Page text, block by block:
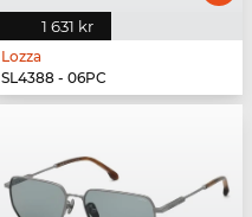
1 631 kr
Lozza
SL4388 - 06PC